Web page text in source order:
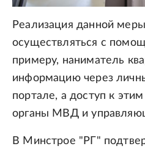
Реализация данной
осуществляться с
примеру, наниматель
информацию через
портале, а доступ к
органы МВД и
В Минстрое "РГ"